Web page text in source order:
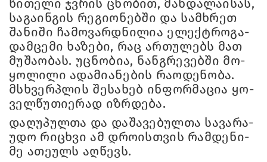
წი­თე­ლი ჯვრის ცნო­ბით, მან­და­ლა­ი­სას,
სა­გა­ინ­გის რე­გი­ო­ნებ­ში და სამ­ხრეთ
შა­ნი­ში ჩა­მო­ვარ­დნი­ლია ელექტრო­გა­
დამ­ცე­მი ხა­ზე­ბი, რაც არ­თუ­ლებს მათ
მუ­შა­ო­ბას. უც­ნო­ბია, ნან­გრე­ვებ­ში მო­
ყო­ლი­ლი ადა­მი­ა­ნე­ბის რა­ო­დე­ნო­ბა.
მსხვერ­პლის შე­სა­ხებ ინ­ფორ­მა­ცია ყო­
ველ­წუ­თი­ე­რად იზ­რდე­ბა.
და­ღუ­პულ­თა და და­შა­ვე­ბულ­თა სა­ვა­რა­
უ­დო რი­ცხვი ამ დრო­ის­თვის რამ­დე­ნი­
მე ათე­ულს აღ­წევს.